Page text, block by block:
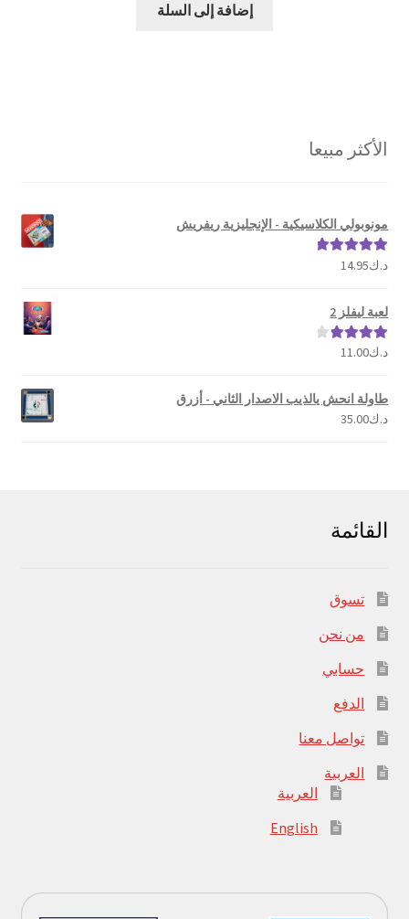
إضافة إلى السلة
الأكثر مبيعا
مونوبولي الكلاسيكية - الإنجليزية ريفريش
تم التقييم
د.ك14.95
لعبة ليفلز 2
تم التقييم
د.ك11.00
طاولة انحش يالذيب الاصدار الثاني - أزرق
د.ك35.00
القائمة
تسوق
من نحن
حسابي
الدفع
تواصل معنا
العربية
العربية
English